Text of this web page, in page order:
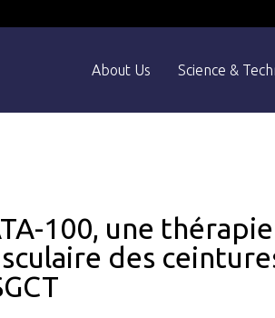
About Us Science &
100, une
des